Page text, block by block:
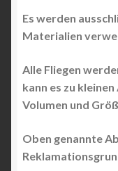
Es werden
Materialien
Alle Fliegen
kann es zu
Volumen und
Oben genannte